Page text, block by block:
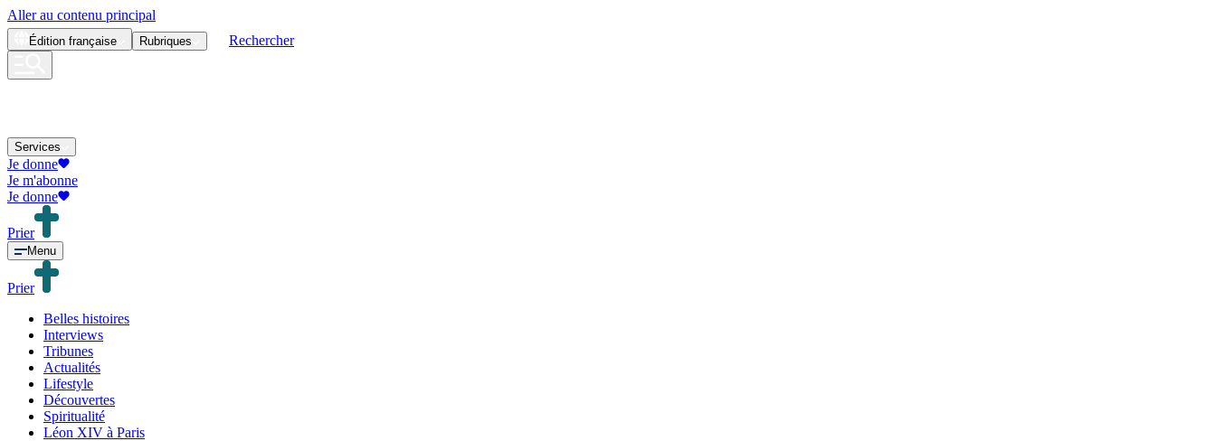
Aller au contenu principal
Édition française Rubriques Rechercher
Services
Je donne
Je m'abonne
Je donne
Prier
Menu
Prier
Belles histoires
Interviews
Tribunes
Actualités
Lifestyle
Découvertes
Spiritualité
Léon XIV à Paris